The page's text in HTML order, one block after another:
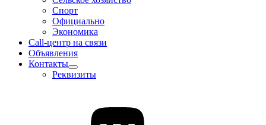
Спорт
Официально
Экономика
Call-центр на связи
Объявления
Контакты
Реквизиты